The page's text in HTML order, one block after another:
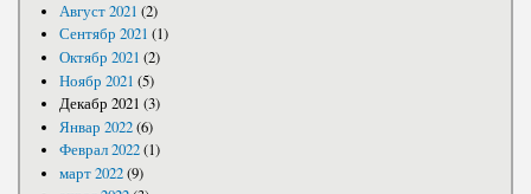
Август 2021 (2)
Сентябр 2021 (1)
Октябр 2021 (2)
Ноябр 2021 (5)
Декабр 2021 (3)
Январ 2022(6)
Феврал 2022(1)
март 2022(9)